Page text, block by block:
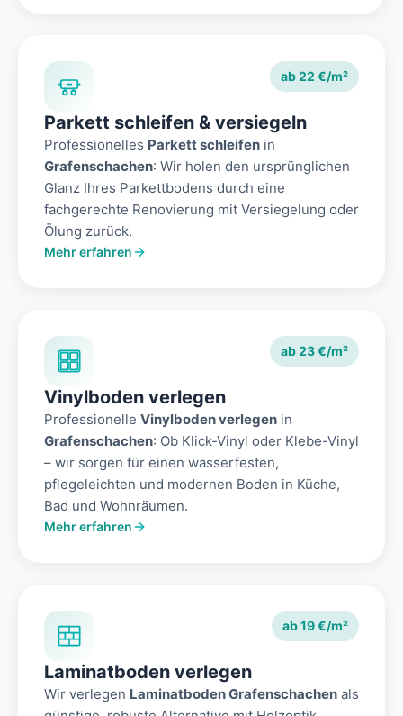
ab 22 €/m²
Parkett schleifen & versiegeln
Professionelles Parkett schleifen in
Grafenschachen: Wir holen den ursprünglichen
Glanz Ihres Parkettbodens durch eine
fachgerechte Renovierung mit Versiegelung oder
Ölung zurück.
Mehr erfahren
ab 23 €/m²
Vinylboden verlegen
Professionelle Vinylboden verlegen in
Grafenschachen: Ob Klick-Vinyl oder Klebe-Vinyl
– wir sorgen für einen wasserfesten,
pflegeleichten und modernen Boden in Küche,
Bad und Wohnräumen.
Mehr erfahren
ab 19 €/m²
Laminatboden verlegen
Wir verlegen Laminatboden Grafenschachen als